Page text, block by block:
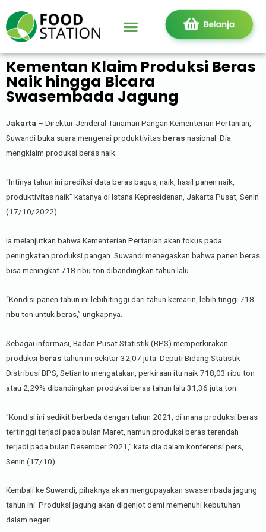
Kementan Klaim Produksi Beras
Naik hingga Bicara
Swasembada Jagung
Jakarta – Direktur Jenderal Tanaman Pangan Kementerian Pertanian,
Suwandi buka suara mengenai produktivitas beras nasional. Dia
mengklaim produksi beras naik.
“Intinya tahun ini prediksi data beras bagus, naik, hasil panen naik,
produktivitas naik” katanya di Istana Kepresidenan, Jakarta Pusat, Senin
(17/10/2022).
Ia melanjutkan bahwa Kementerian Pertanian akan fokus pada
peningkatan produksi pangan. Suwandi menegaskan bahwa panen beras
bisa meningkat 718 ribu ton dibandingkan tahun lalu.
“Kondisi panen tahun ini lebih tinggi dari tahun kemarin, lebih tinggi 718
ribu ton untuk beras,” ungkapnya.
Sebagai informasi, Badan Pusat Statistik (BPS) memperkirakan
produksi beras tahun ini sekitar 32,07 juta. Deputi Bidang Statistik
Distribusi BPS, Setianto mengatakan, perkiraan itu naik 718,03 ribu ton
atau 2,29% dibandingkan produksi beras tahun lalu 31,36 juta ton.
“Kondisi ini sedikit berbeda dengan tahun 2021, di mana produksi beras
tertinggi terjadi pada bulan Maret, namun produksi beras terendah
terjadi pada bulan Desember 2021,” kata dia dalam konferensi pers,
Senin (17/10).
Kembali ke Suwandi, pihaknya akan mengupayakan swasembada jagung
tahun ini. Produksi jagung akan digenjot demi memenuhi kebutuhan
dalam negeri.